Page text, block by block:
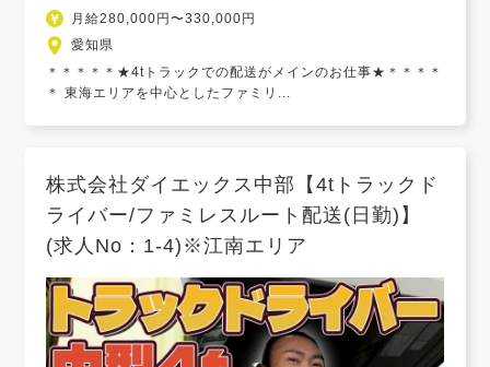
月給280,000円〜330,000円
愛知県
＊＊＊＊＊★4tトラックでの配送がメインのお仕事★＊＊＊＊
＊ 東海エリアを中心としたファミリ...
株式会社ダイエックス中部【4tトラックド
ライバー/ファミレスルート配送(日勤)】
(求人No：1-4)※江南エリア